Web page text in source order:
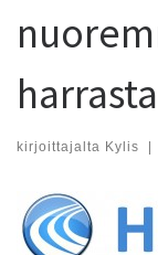
kirjoittajalta Kylis |